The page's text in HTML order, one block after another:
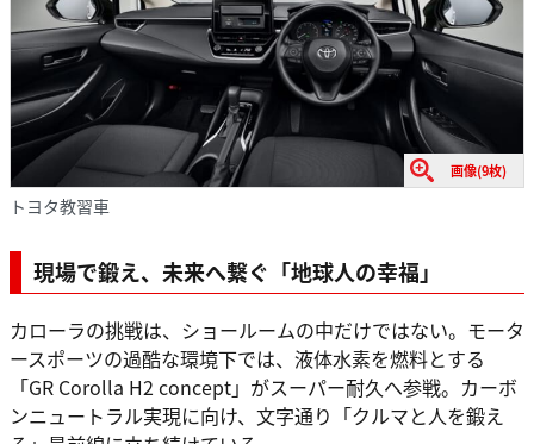
画像(9枚)
トヨタ教習車
現場で鍛え、未来へ繋ぐ「地球人の幸福」
カローラの挑戦は、ショールームの中だけではない。モータ
ースポーツの過酷な環境下では、液体水素を燃料とする
「GR Corolla H2 concept」がスーパー耐久へ参戦。カーボ
ンニュートラル実現に向け、文字通り「クルマと人を鍛え